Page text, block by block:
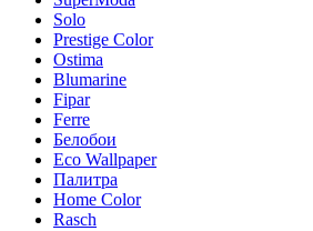
Solo
Prestige Color
Ostima
Blumarine
Fipar
Ferre
Белобои
Eco Wallpaper
Палитра
Home Color
Rasch